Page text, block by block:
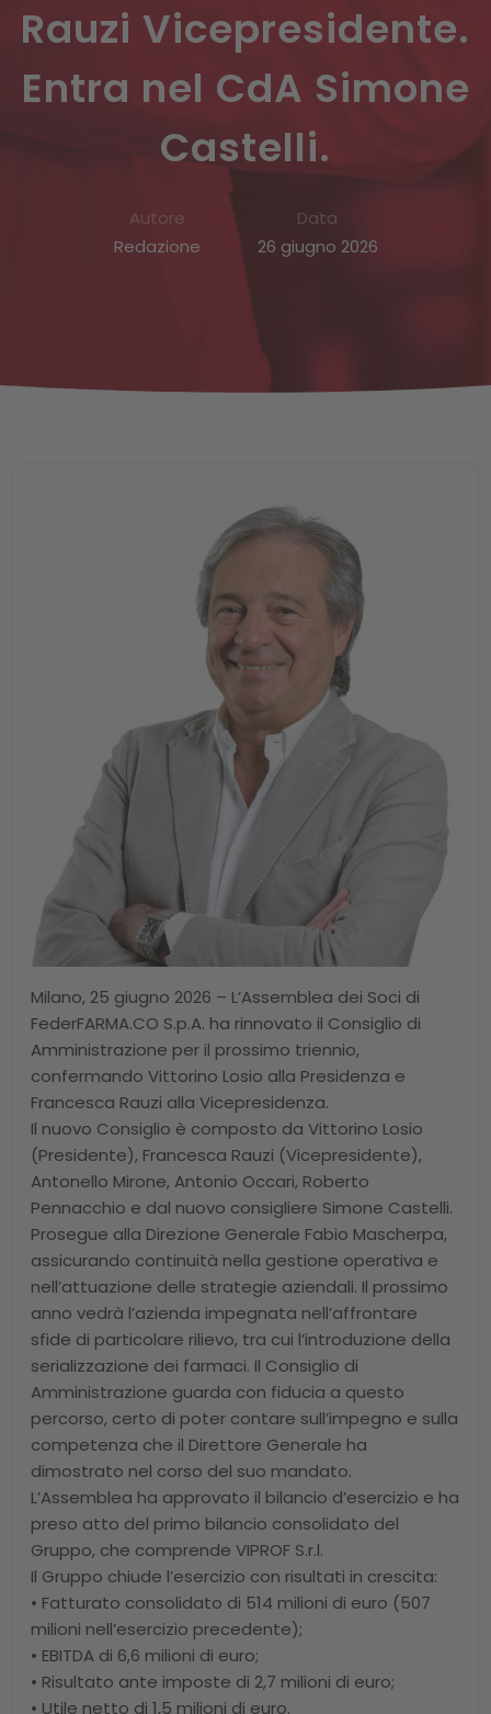
Rauzi Vicepresidente.
Entra nel CdA Simone
Castelli.
Autore
Redazione
Data
26 giugno 2026
Milano, 25 giugno 2026 – L’Assemblea dei Soci di
FederFARMA.CO S.p.A. ha rinnovato il Consiglio di
Amministrazione per il prossimo triennio,
confermando Vittorino Losio alla Presidenza e
Francesca Rauzi alla Vicepresidenza.
Il nuovo Consiglio è composto da Vittorino Losio
(Presidente), Francesca Rauzi (Vicepresidente),
Antonello Mirone, Antonio Occari, Roberto
Pennacchio e dal nuovo consigliere Simone Castelli.
Prosegue alla Direzione Generale Fabio Mascherpa,
assicurando continuità nella gestione operativa e
nell’attuazione delle strategie aziendali. Il prossimo
anno vedrà l’azienda impegnata nell’affrontare
sfide di particolare rilievo, tra cui l’introduzione della
serializzazione dei farmaci. Il Consiglio di
Amministrazione guarda con fiducia a questo
percorso, certo di poter contare sull’impegno e sulla
competenza che il Direttore Generale ha
dimostrato nel corso del suo mandato.
L’Assemblea ha approvato il bilancio d’esercizio e ha
preso atto del primo bilancio consolidato del
Gruppo, che comprende VIPROF S.r.l.
Il Gruppo chiude l’esercizio con risultati in crescita:
• Fatturato consolidato di 514 milioni di euro (507
milioni nell’esercizio precedente);
• EBITDA di 6,6 milioni di euro;
• Risultato ante imposte di 2,7 milioni di euro;
• Utile netto di 1,5 milioni di euro.